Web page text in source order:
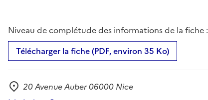
Niveau de complétude des informations de la fiche :
Télécharger la fiche (PDF, environ 35 Ko)
20 Avenue Auber 06000 Nice